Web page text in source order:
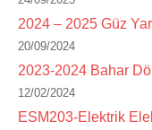
2024 – 2025 Güz
20/09/2024
2023-2024 Bahar
12/02/2024
ESM203-Elektrik